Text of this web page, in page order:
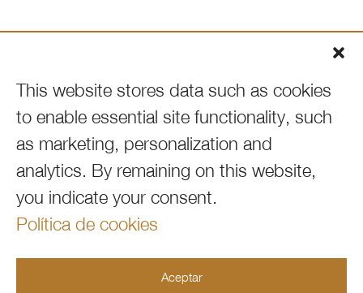
This website stores data such as cookies
to enable essential site functionality, such
as marketing, personalization and
analytics. By remaining on this website,
you indicate your consent.
Política de cookies
Aceptar
 VOLVER AL INICIO
 954.667.3660
 info@360immigrationlaw.com
10100 West Sample Road, Suite 106
Coral Springs,FL 33065